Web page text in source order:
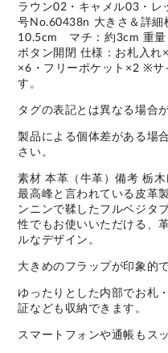
ラウン02・キャメル03・レ
号No.60438n 大きさ＆詳
10.5cm マチ：約3cm 重量
ボタン開閉 仕様：お札入
×6・フリーポケット×2 ※サ
す。
タグの表記とは異なる場合
製品による個体差がある場
さい。
素材 本革（牛革）備考 栃
最高峰と言われている皮革
ンニンで鞣したフルベジタ
性でもお使いいただける、
ルなデザイン。
大きめのフラップが印象的
ゆったりとした内部でお札
証なども収納できます。
スマートフォンや通帳もス